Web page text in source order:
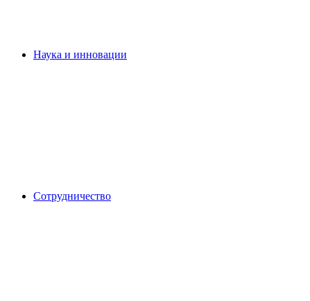
Наука и инновации
Сотрудничество